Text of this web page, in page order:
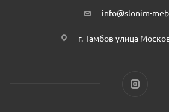
info@slonim-
г. Тамбов улица